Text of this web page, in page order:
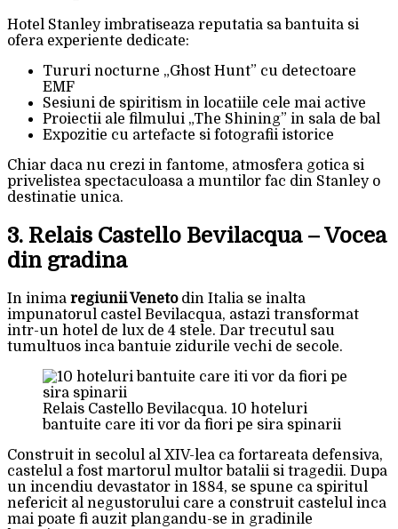
Hotel Stanley imbratiseaza reputatia sa bantuita si
ofera experiente dedicate:
Tururi nocturne „Ghost Hunt” cu detectoare
EMF
Sesiuni de spiritism in locatiile cele mai active
Proiectii ale filmului „The Shining” in sala de bal
Expozitie cu artefacte si fotografii istorice
Chiar daca nu crezi in fantome, atmosfera gotica si
privelistea spectaculoasa a muntilor fac din Stanley o
destinatie unica.
3. Relais Castello Bevilacqua – Vocea
din gradina
In inima regiunii Venetodin Italia se inalta
impunatorul castel Bevilacqua, astazi transformat
intr-un hotel de lux de 4 stele. Dar trecutul sau
tumultuos inca bantuie zidurile vechi de secole.
Relais Castello Bevilacqua. 10 hoteluri
bantuite care iti vor da fiori pe sira spinarii
Construit in secolul al XIV-lea ca fortareata defensiva,
castelul a fost martorul multor batalii si tragedii. Dupa
un incendiu devastator in 1884, se spune ca spiritul
nefericit al negustorului care a construit castelul inca
mai poate fi auzit plangandu-se in gradinile